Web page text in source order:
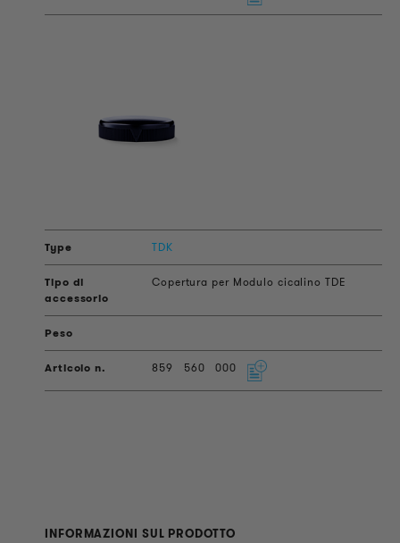
TDK
Copertura per Modulo cicalino TDE
859 560 000
INFORMAZIONI SUL PRODOTTO